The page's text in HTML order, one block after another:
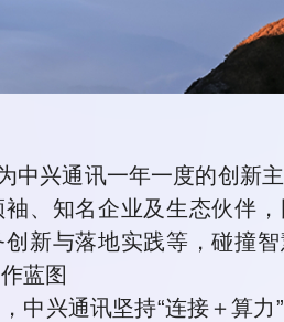
兴通讯一年一度的创新
、知名企业及生态伙伴
新与落地实践等，碰撞
蓝图
兴通讯坚持“连接＋算力